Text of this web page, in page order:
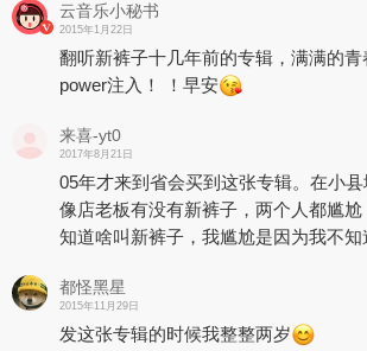
云音乐小秘书
2015年1月22日
翻听新裤子十几年前的专辑，满满的青
power注入！ ！早安
来喜-yt0
2017年8月21日
05年才来到省会买到这张专辑。在小
像店老板有没有新裤子，两个人都尴
知道啥叫新裤子，我尴尬是因为我不
都怪黑星
2015年11月29日
发这张专辑的时候我整整两岁